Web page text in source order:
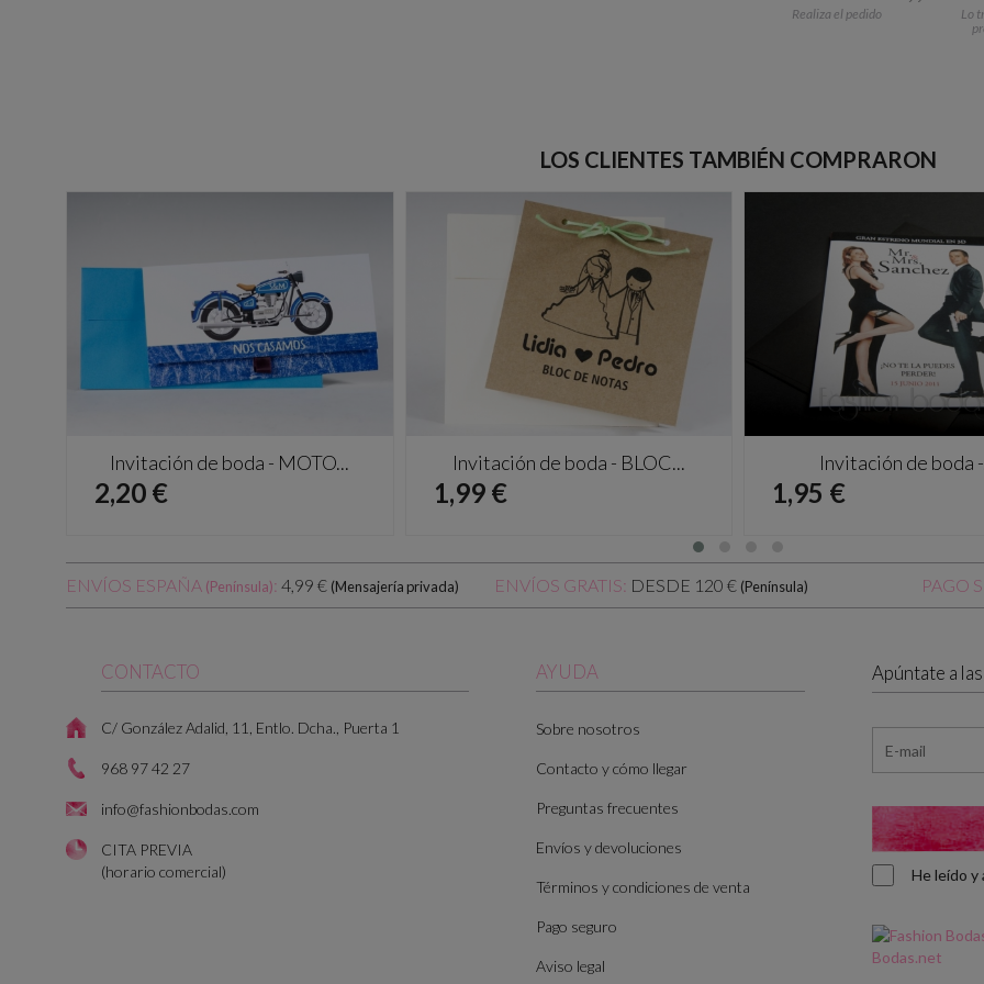
Realiza el pedido
Lo
LOS CLIENTES TAMBIÉN COMPRARON
Invitación de boda - MOTO...
Precio
2,20 €
Invitación de boda - BLOC...
Precio
1,99 €
Invitación de boda -
Precio
1,95 €
ENVÍOS ESPAÑA (Península): 4,99 € (Mensajería privada) ENVÍOS GRATIS: DESDE 120 € (Península) PAGO
CONTACTO
C/ González Adalid, 11, Entlo. Dcha., Puerta 1
968 97 42 27
info@fashionbodas.com
CITA PREVIA
(horario comercial)
AYUDA
Sobre nosotros
Contacto y cómo llegar
Preguntas frecuentes
Envíos y devoluciones
Términos y condiciones de venta
Pago seguro
Aviso legal
Apúntate a
He leído y